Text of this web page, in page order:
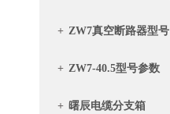
+ ZW7真空断路器型号
+ ZW7-40.5型号参数
+ 曙辰电缆分支箱